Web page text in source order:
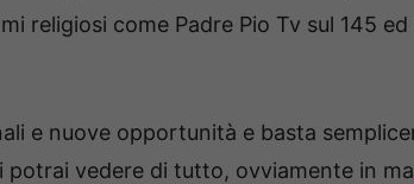
religiosi come Padre Pio Tv sul 145
e nuove opportunità e basta
potrai vedere di tutto, ovviamente in